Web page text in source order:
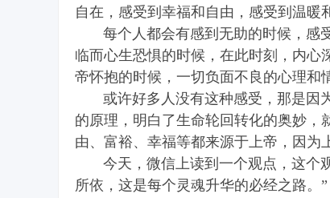
自在，感受到幸福和自由，感受到温暖
每个人都会有感到无助的时候，感
临而心生恐惧的时候，在此时刻，内心
帝怀抱的时候，一切负面不良的心理和
或许好多人没有这种感受，那是因
的原理，明白了生命轮回转化的奥妙，
由、富裕、幸福等都来源于上帝，因为
今天，微信上读到一个观点，这个观
所依，这是每个灵魂升华的必经之路。”